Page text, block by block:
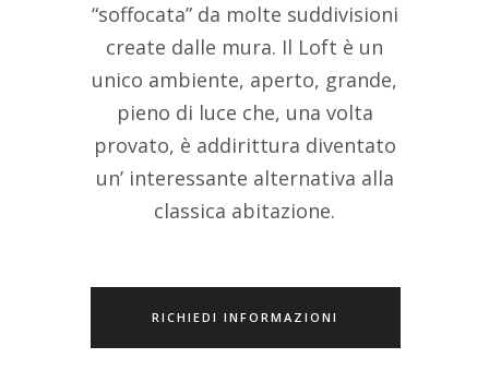
“soffocata” da molte suddivisioni
create dalle mura. Il Loft è un
unico ambiente, aperto, grande,
pieno di luce che, una volta
provato, è addirittura diventato
un’ interessante alternativa alla
classica abitazione.
RICHIEDI INFORMAZIONI